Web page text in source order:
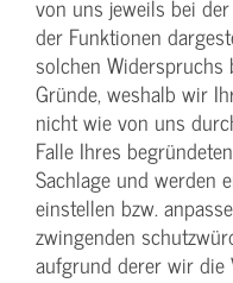
von uns jeweils bei
der Funktionen
solchen
Gründe, weshalb wir
nicht wie von uns
Falle Ihres
Sachlage und werden
einstellen bzw.
zwingenden
aufgrund derer wir die